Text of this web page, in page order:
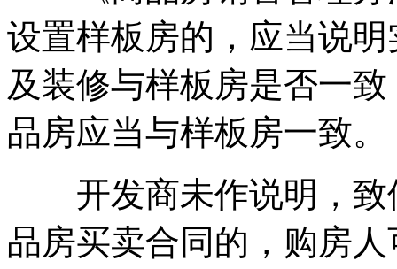
设置样板房的，应当说
及装修与样板房是否一
品房应当与样板房一致。
开发商未作说明，致
品房买卖合同的，购房